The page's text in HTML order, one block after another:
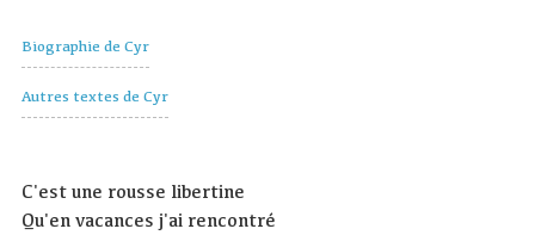
Biographie de Cyr
Autres textes de Cyr
C'est une rousse libertine
Qu'en vacances j'ai rencontré